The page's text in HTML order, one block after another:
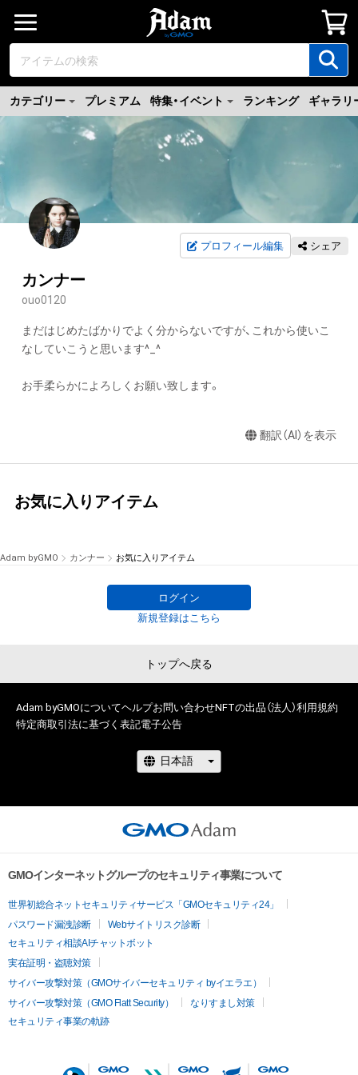
カテゴリー プレミアム 特集・イベント ランキング ギャラリ
プロフィール編集 シェア
カンナー
ouo0120
まだはじめたばかりでよく分からないですが、これから使いこ
なしていこうと思います^_^
お手柔らかによろしくお願い致します。
翻訳（AI）を表示
お気に入りアイテム
Adam byGMO カンナー お気に入りアイテム
ログイン
新規登録はこちら
トップへ戻る
Adam byGMOについてヘルプお問い合わせNFTの出品（法人）利用規約
特定商取引法に基づく表記電子公告
GMOインターネットグループのセキュリティ事業について
世界初総合ネットセキュリティサービス「GMOセキュリティ24」
パスワード漏洩診断
Webサイトリスク診断
セキュリティ相談AIチャットボット
実在証明・盗聴対策
サイバー攻撃対策（GMOサイバーセキュリティ byイエラエ）
サイバー攻撃対策（GMO Flatt Security）
なりすまし対策
セキュリティ事業の軌跡